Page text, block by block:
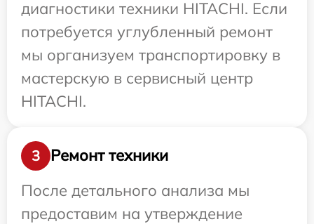
диагностики техники HITACHI. Если
потребуется углубленный ремонт
мы организуем транспортировку в
мастерскую в сервисный центр
HITACHI.
3
Ремонт техники
После детального анализа мы
предоставим на утверждение